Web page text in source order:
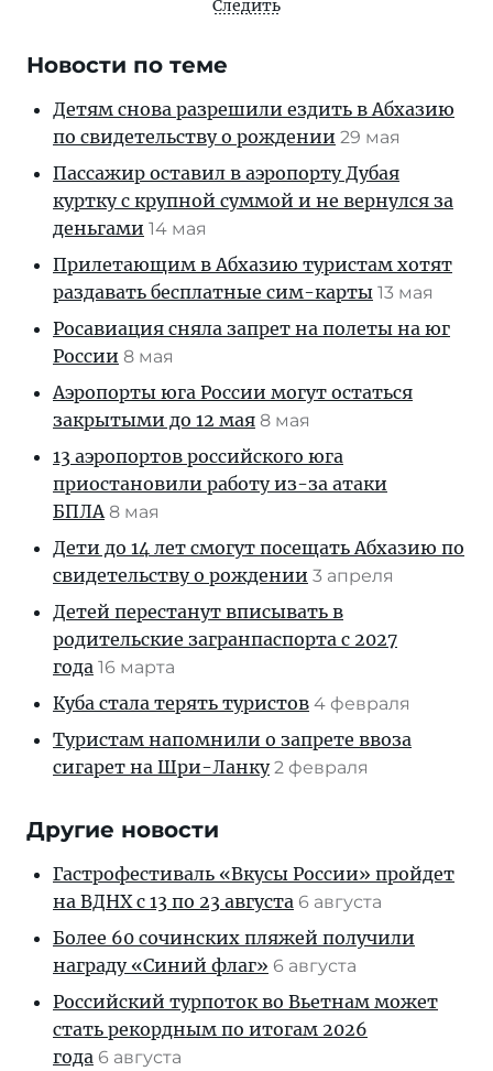
Следить
Новости по теме
Детям снова разрешили ездить в Абхазию
по свидетельству о рождении 29 мая
Пассажир оставил в аэропорту Дубая
куртку с крупной суммой и не вернулся за
деньгами 14 мая
Прилетающим в Абхазию туристам хотят
раздавать бесплатные сим-карты 13 мая
Росавиация сняла запрет на полеты на юг
России 8 мая
Аэропорты юга России могут остаться
закрытыми до 12 мая 8 мая
13 аэропортов российского юга
приостановили работу из-за атаки
БПЛА 8 мая
Дети до 14 лет смогут посещать Абхазию по
свидетельству о рождении 3 апреля
Детей перестанут вписывать в
родительские загранпаспорта с 2027
года 16 марта
Куба стала терять туристов 4 февраля
Туристам напомнили о запрете ввоза
сигарет на Шри-Ланку 2 февраля
Другие новости
Гастрофестиваль «Вкусы России» пройдет
на ВДНХ с 13 по 23 августа 6 августа
Более 60 сочинских пляжей получили
награду «Синий флаг» 6 августа
Российский турпоток во Вьетнам может
стать рекордным по итогам 2026
года 6 августа